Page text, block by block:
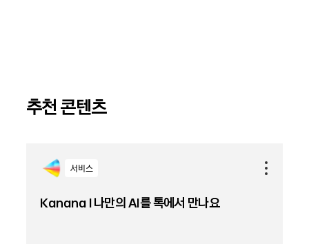
추천 콘텐츠
서비스
Kanana l 나만의 AI를 톡에서 만나요